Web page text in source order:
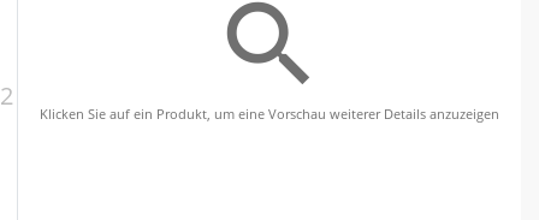
search
Klicken Sie auf ein Produkt, um eine Vorschau weiterer Details anzuzeigen